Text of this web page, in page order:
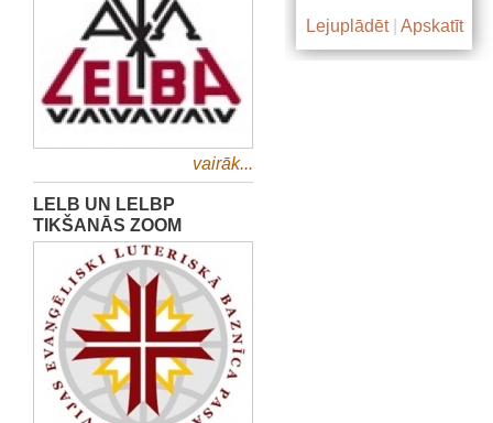
vairāk...
LELB UN LELBP
TIKŠANĀS ZOOM
Lejuplādēt| Apskatīt